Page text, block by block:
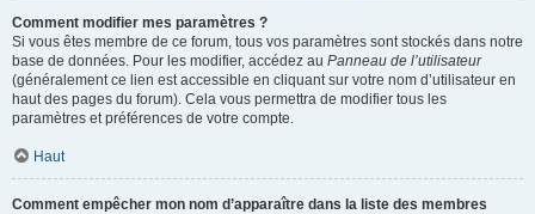
Comment modifier mes paramètres ?
Si vous êtes membre de ce forum, tous vos paramètres sont stockés dans notre
base de données. Pour les modifier, accédez au Panneau de l’utilisateur
(généralement ce lien est accessible en cliquant sur votre nom d’utilisateur en
haut des pages du forum). Cela vous permettra de modifier tous les
paramètres et préférences de votre compte.
Haut
Comment empêcher mon nom d’apparaître dans la liste des membres